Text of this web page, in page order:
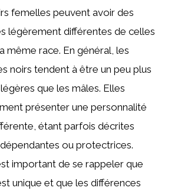
femelles peuvent avoir des
légèrement différentes de celles
même race. En général, les
noirs tendent à être un peu plus
que les mâles. Elles
présenter une personnalité
étant parfois décrites
ou protectrices.
important de se rappeler que
unique et que les différences